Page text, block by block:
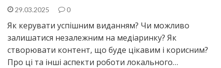
29.03.2025 0
Як керувати успішним виданням? Чи можливо
залишатися незалежним на медіаринку? Як
створювати контент, що буде цікавим і корисним?
Про ці та інші аспекти роботи локального…